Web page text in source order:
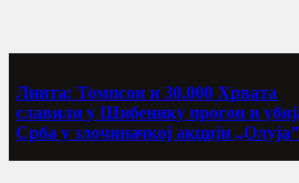
Линта: Томпсон и 30.000 Хрвата
славили у Шибенику прогон и
Срба у злочиначкој акцији